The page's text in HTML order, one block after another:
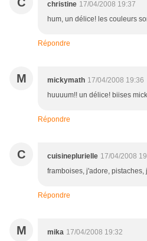
christine 17/04/2008 19:37
hum, un délice! les couleurs
Répondre
M mickymath 17/04/2008 19:36
huuuum!! un délice! biises
Répondre
C cuisineplurielle 17/04/2008
framboises, j'adore,
Répondre
M mika 17/04/2008 19:32